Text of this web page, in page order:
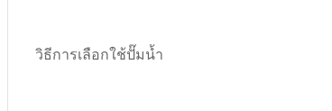
วิธีการเลือกใช้ปั๊มน้ำ